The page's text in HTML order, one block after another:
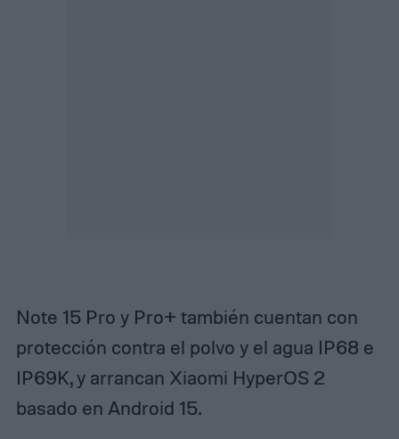
Note 15 Pro y Pro+ también cuentan con
protección contra el polvo y el agua IP68 e
IP69K, y arrancan Xiaomi HyperOS 2
basado en Android 15.